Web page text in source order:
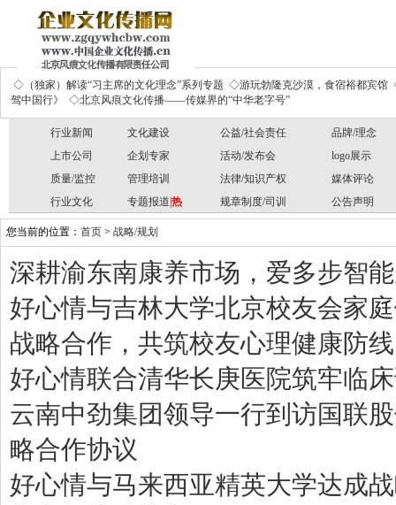
◇（独家）解读“习主席的文化理念”系列专题 ◇游玩勃隆克沙漠，食宿裕都宾馆
驾中国行》
◇北京风痕文化传播——传媒界的“中华老字号”
行业新闻 文化建设 公益/社会责任
品牌/理念
上市公司
企划专家 活动/发布会
logo展示
质量/监控
管理培训 法律/知识产权
媒体评论
行业文化
专题报道| 热 规章制度/司训 公告声明
您当前的位置： 首页 > 战略/规划
深耕渝东南康养市场，爱多步智
好心情与吉林大学北京校友会家
战略合作，共筑校友心理健康防线
好心情联合清华长庚医院筑牢临
云南中劲集团领导一行到访国联
略合作协议
好心情与马来西亚精英大学达成